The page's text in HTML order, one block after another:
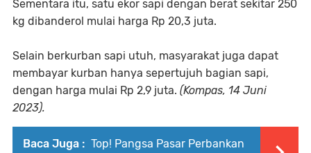
Sementara itu, satu ekor sapi dengan berat sekitar 250
kg dibanderol mulai harga Rp 20,3 juta.
Selain berkurban sapi utuh, masyarakat juga dapat
membayar kurban hanya sepertujuh bagian sapi,
dengan harga mulai Rp 2,9 juta. (Kompas, 14 Juni
2023).
Baca Juga : Top! Pangsa Pasar Perbankan